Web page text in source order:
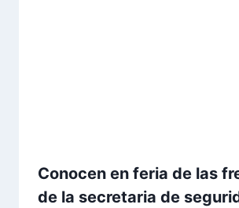
Conocen en feria de las
de la secretaria de